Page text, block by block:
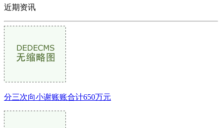
近期资讯
分三次向小谢账账合计650万元